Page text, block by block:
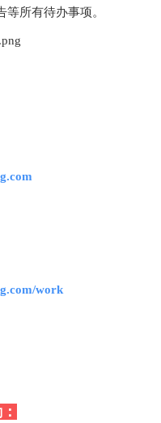
所有待办事项。
work